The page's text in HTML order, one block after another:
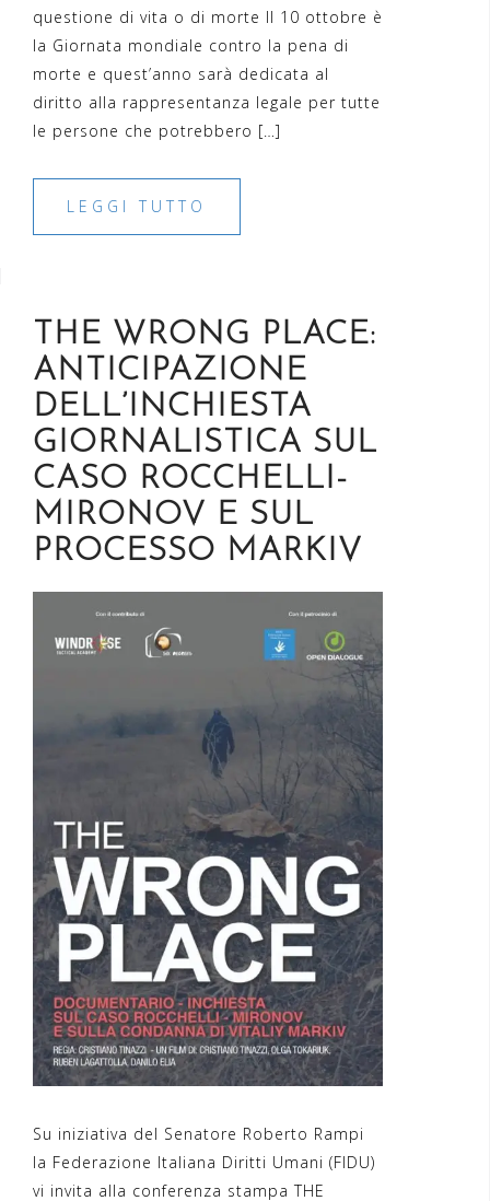
questione di vita o di morte Il 10 ottobre è
la Giornata mondiale contro la pena di
morte e quest’anno sarà dedicata al
diritto alla rappresentanza legale per tutte
le persone che potrebbero […]
LEGGI TUTTO
THE WRONG PLACE:
ANTICIPAZIONE
DELL’INCHIESTA
GIORNALISTICA SUL
CASO ROCCHELLI-
MIRONOV E SUL
PROCESSO MARKIV
Su iniziativa del Senatore Roberto Rampi
la Federazione Italiana Diritti Umani (FIDU)
vi invita alla conferenza stampa THE